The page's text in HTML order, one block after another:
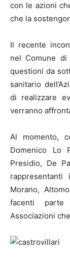
con le azioni
che la
Il recente
nel Comune
questioni da
sanitario
di realizzare
verranno
Al momento,
Domenico Lo
Presidio, De
Morano,
facenti parte
Associazioni